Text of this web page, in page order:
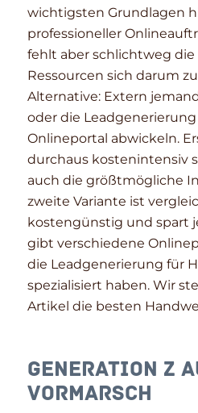
wichtigsten Grundlagen
professioneller
fehlt aber schlichtweg die
Ressourcen sich darum
Alternative: Extern
oder die
Onlineportal abwickeln.
durchaus kostenintensiv
auch die größtmögliche
zweite Variante ist
kostengünstig und spart
gibt verschiedene
die Leadgenerierung für
spezialisiert haben. Wir
Artikel die besten
Generation Z
Vormarsch